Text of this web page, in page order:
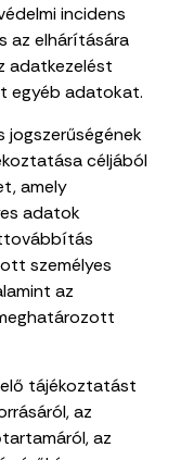
incidens
az elhárítására
adatkezelést
egyéb adatokat.
céljából
amely
adatok
személyes
az
tájékoztatást
az
az